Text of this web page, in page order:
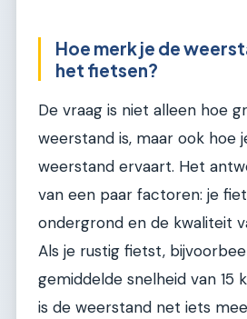
Hoe merk je de
het fietsen?
De vraag is niet alleen hoe
weerstand is, maar ook hoe
weerstand ervaart. Het
van een paar factoren: je
ondergrond en de kwaliteit
Als je rustig fietst,
gemiddelde snelheid van 15
is de weerstand net iets